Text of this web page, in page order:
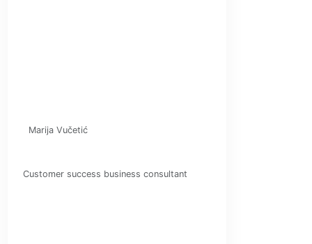
Marija Vučetić
Customer success business consultant